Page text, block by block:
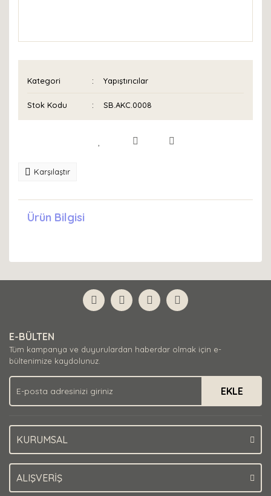
Kategori Yapıştırıcılar
Stok Kodu SB.AKC.0008
Karşılaştır
Ürün Bilgisi
E-BÜLTEN
Tüm kampanya ve duyurulardan haberdar olmak için e-
bültenimize kaydolunuz.
EKLE
KURUMSAL
ALIŞVERİŞ